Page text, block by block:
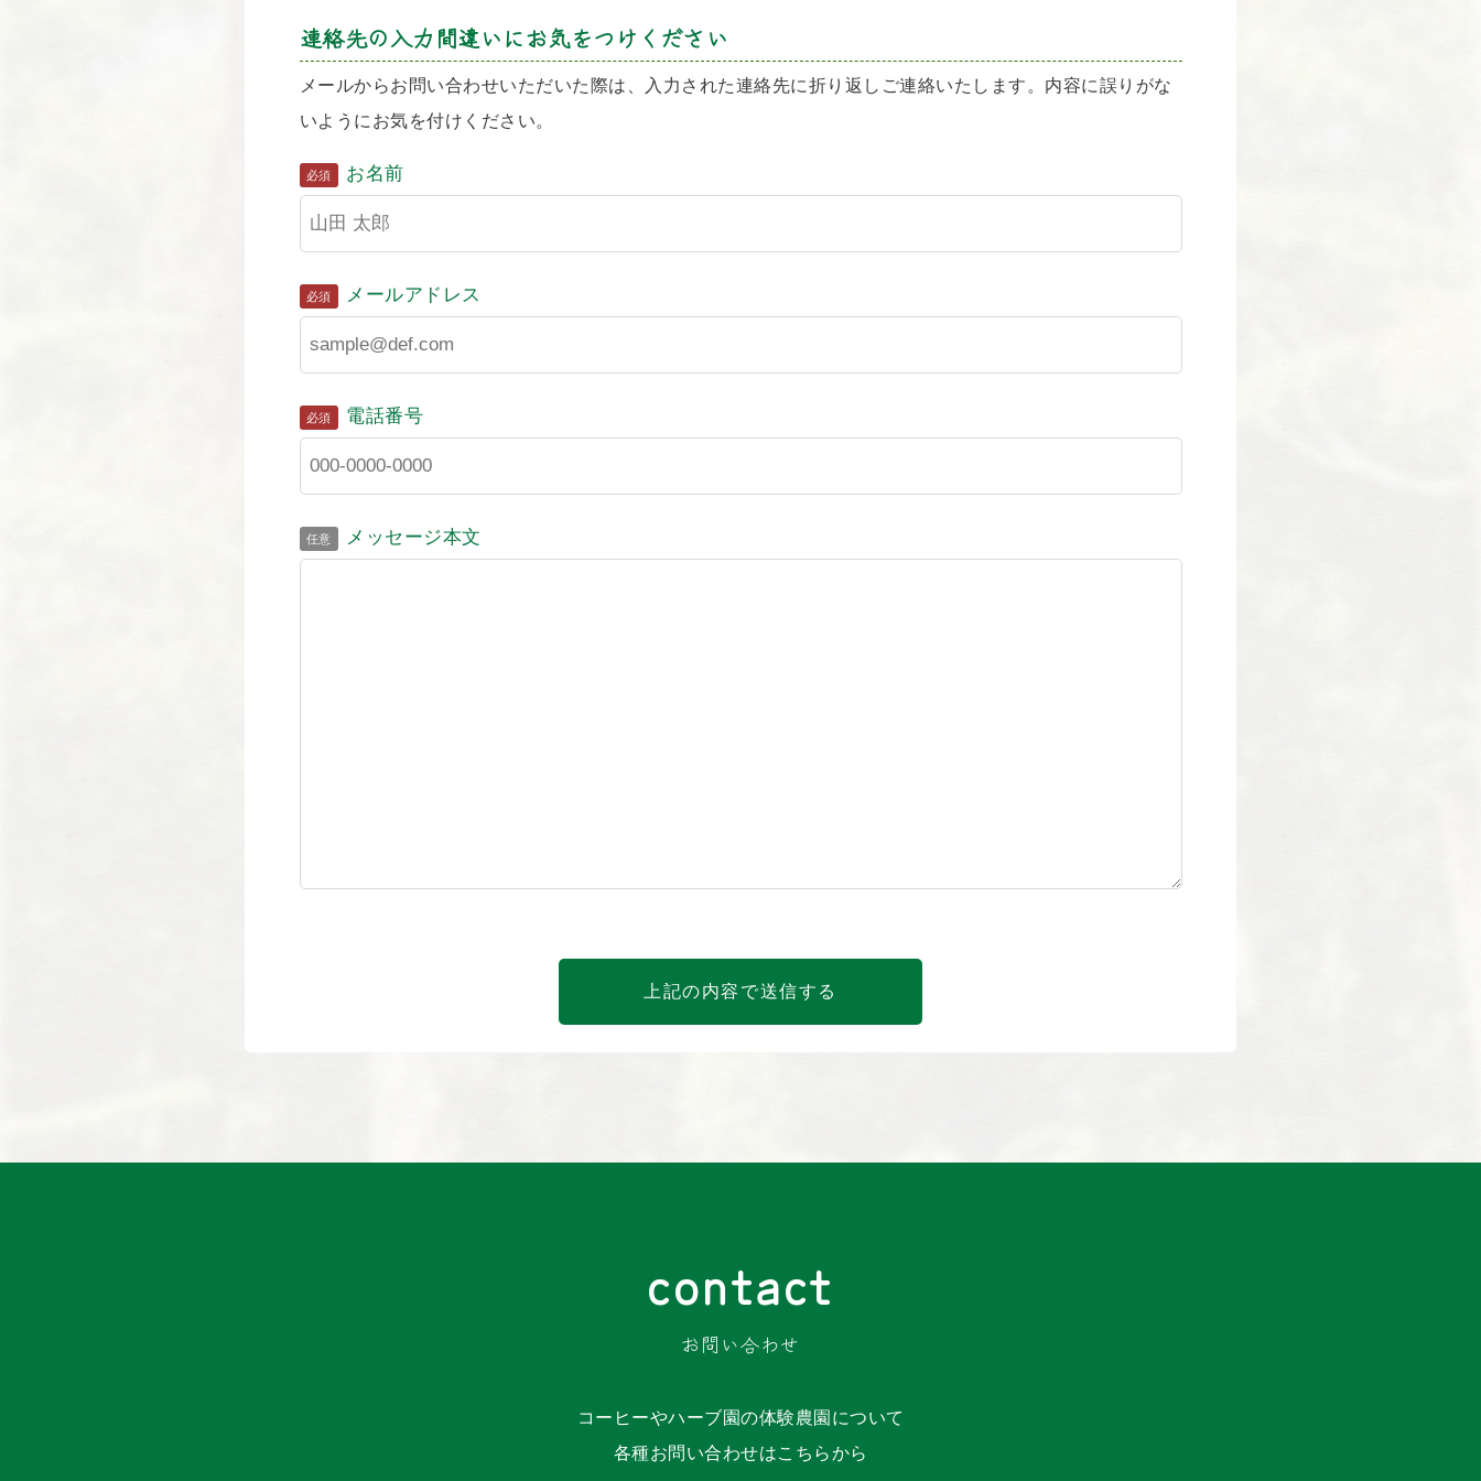
連絡先の入力間違いにお気をつけください
メールからお問い合わせいただいた際は、入力された連絡先に折り返しご連絡いたします。内容に誤りがな
いようにお気を付けください。
必須 お名前
必須 メールアドレス
必須 電話番号
任意 メッセージ本文
contact
お問い合わせ
コーヒーやハーブ園の体験農園について
各種お問い合わせはこちらから